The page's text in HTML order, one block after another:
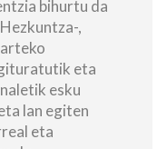
bihurtu da
,
eta
esku
lan egiten
eta